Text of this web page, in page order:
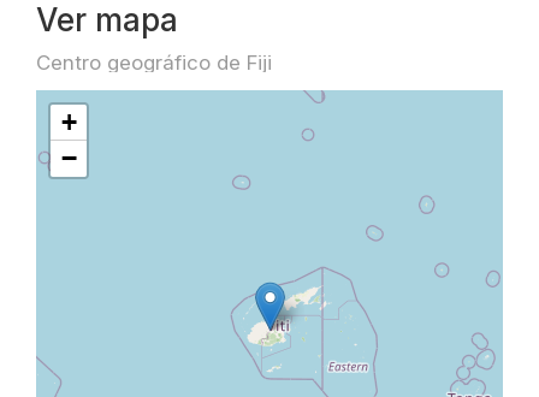
Ver mapa
Centro geográfico de Fiji
+
−